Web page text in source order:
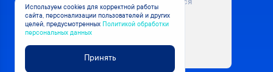
Информация на сайте не является
публичной офертой. Уточняйте
актуальные цены на товары у
менеджера компании
Используем cookies для корректной работы
сайта, персонализации пользователей и других
целей, предусмотренных Политикой обработки
персональных данных
Принять